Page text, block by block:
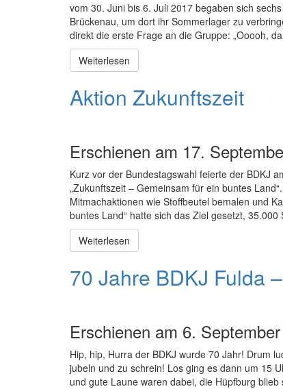
vom 30. Juni bis 6. Juli 2017 begaben sich
Brückenau, um dort ihr Sommerlager zu
direkt die erste Frage an die Gruppe: „Ooooh,
Weiterlesen
Aktion Zukunftszeit
Erschienen am 17.
Kurz vor der Bundestagswahl feierte der BDKJ
„Zukunftszeit – Gemeinsam für ein buntes
Mitmachaktionen wie Stoffbeutel bemalen und
buntes Land“ hatte sich das Ziel gesetzt,
Weiterlesen
70 Jahre BDKJ Fulda
Erschienen am 6.
Hip, hip, Hurra der BDKJ wurde 70 Jahr! Drum
jubeln und zu schrein! Los ging es dann um 15
und gute Laune waren dabei, die Hüpfburg